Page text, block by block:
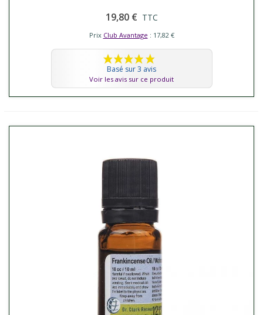
19,80 € TTC
Prix Club Avantage : 17,82 €
Basé sur 3 avis
Voir les avis sur ce produit